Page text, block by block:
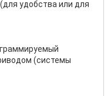
удобства или для
(системы